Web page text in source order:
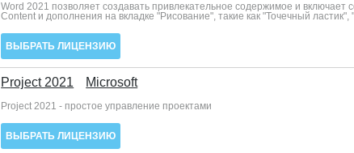
Word 2021 позволяет создавать привлекательное содержимое и
Content и дополнения на вкладке "Рисование", такие как "Точечный ластик",
ВЫБРАТЬ ЛИЦЕНЗИЮ
Project 2021 Microsoft
Project 2021 - простое управление проектами
ВЫБРАТЬ ЛИЦЕНЗИЮ